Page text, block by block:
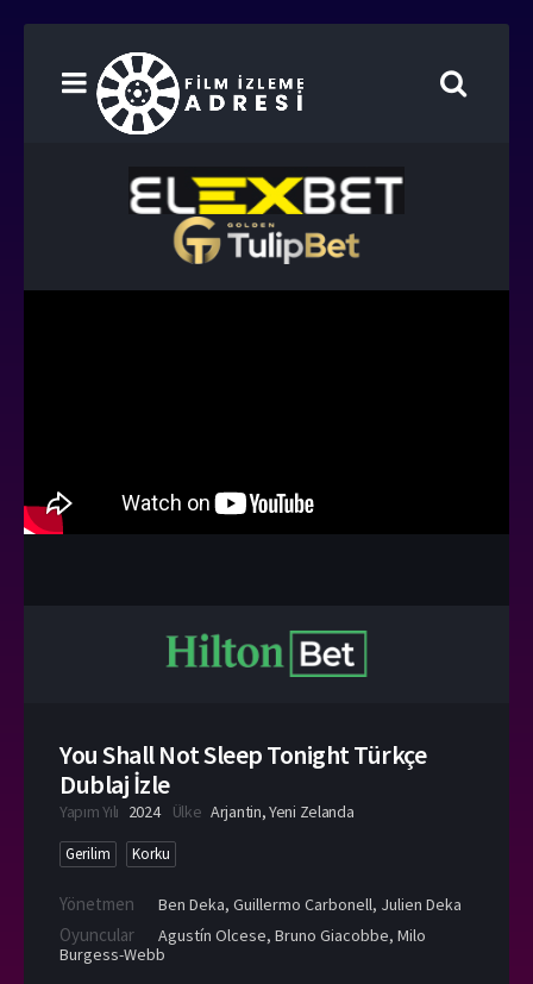
You Shall Not Sleep Tonight Türkçe
Dublaj İzle
Yapım Yılı 2024 Ülke Arjantin,Yeni Zelanda
Gerilim Korku
Yönetmen Ben Deka, Guillermo Carbonell, Julien Deka
Oyuncular Agustín Olcese, Bruno Giacobbe, Milo
Burgess-Webb